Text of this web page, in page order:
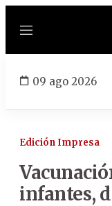
Menú
09 ago 2026
Edición Impresa
infantes,